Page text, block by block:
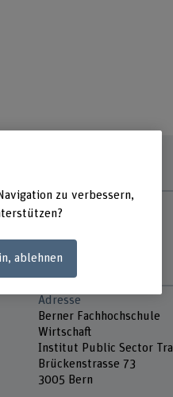
Dienstag
Mittwoch
Adresse
Berner Fachhochschule
Wirtschaft
Institut Public Sector
Brückenstrasse 73
3005 Bern
zu verbessern,
ablehnen